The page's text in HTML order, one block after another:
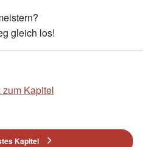
gleich los!
zum Kapitel
Kapitel